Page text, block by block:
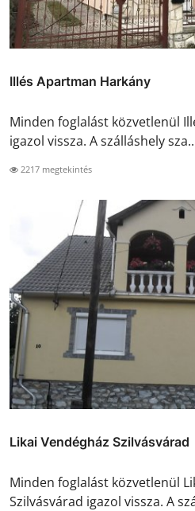
Illés Apartman Harkány
Minden foglalást közvetlenül
igazol vissza. A szálláshely
2217 megtekintés
Likai Vendégház Szilvásvárad
Minden foglalást közvetlenül
Szilvásvárad igazol vissza. A